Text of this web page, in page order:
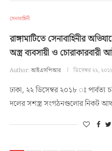
সেনাবাহিনী
রাঙ্গামাটিতে সেনাবাহিনীর
অস্ত্র ব্যবসায়ী ও চোরাকারবারী
Author:আইএসপিআর ডিসেম্বর ২২,
ঢাকা, ২২ ডিসেম্বর ২০১৮ ঃ পার্বত্য
দলের সশস্ত্র সংগঠনগুলোর নিকট